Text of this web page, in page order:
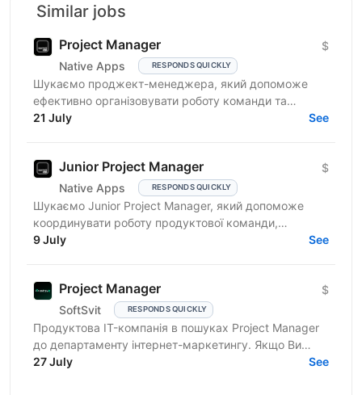
Similar jobs
Project Manager
Native Apps RESPONDS QUICKLY
$
Шукаємо проджект-менеджера, який допоможе
ефективно організовувати роботу команди та
реалізовувати проєкти. Очікування від кандидата:
21 July See
Junior Project Manager
Native Apps RESPONDS QUICKLY
$
Шукаємо Junior Project Manager, який допоможе
координувати роботу продуктової команди,
операційного відділу та команди контенту, щоб
9 July See
Project Manager
SoftSvit RESPONDS QUICKLY
$
Продуктова IT-компанія в пошуках Project Manager
до департаменту інтернет-маркетингу. Якщо Ви
відповідальний фахівець з лідерськими якостями, то
27 July See